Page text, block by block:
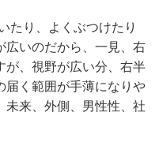
たり、よくぶつけたり
広いのだから、一見、右
が、視野が広い分、右半
届く範囲が手薄になりや
未来、外側、男性性、社